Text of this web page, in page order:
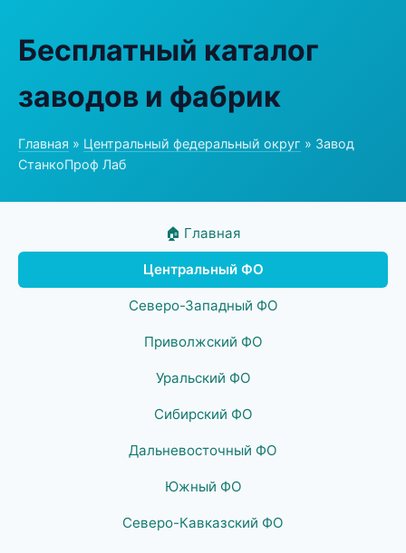
Бесплатный каталог
заводов и фабрик
Главная » Центральный федеральный округ » Завод
СтанкоПроф Лаб
🏠 Главная
Центральный ФО
Северо-Западный ФО
Приволжский ФО
Уральский ФО
Сибирский ФО
Дальневосточный ФО
Южный ФО
Северо-Кавказский ФО